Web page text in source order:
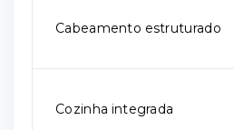
Cabeamento estruturado
Cozinha integrada